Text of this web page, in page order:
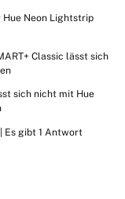
Neon Lightstrip
Classic lässt sich
sich nicht mit Hue
Es gibt1 Antwort